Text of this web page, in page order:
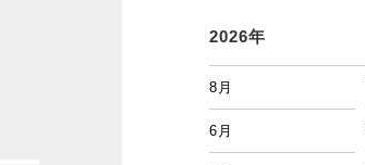
2026年
8月
6月